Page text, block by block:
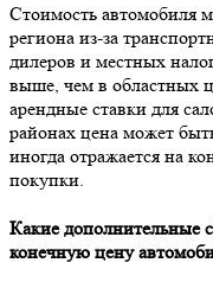
Стоимость автомобиля
региона из-за
дилеров и местных
выше, чем в областных
арендные ставки для
районах цена может
иногда отражается на
покупки.
Какие дополнительные
конечную цену